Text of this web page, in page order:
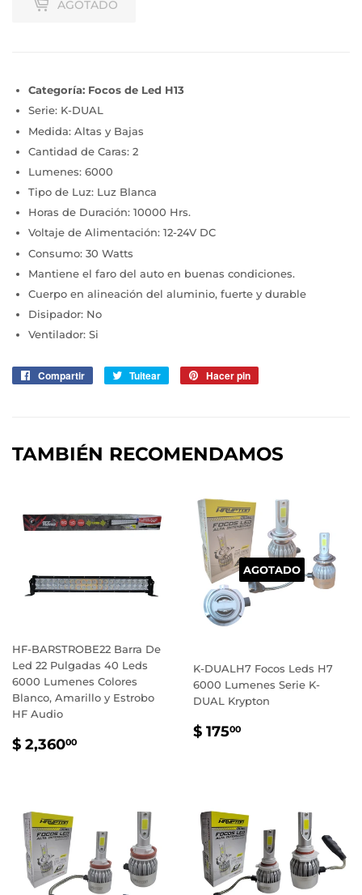
AGOTADO
Categoría: Focos de Led H13
Serie: K-DUAL
Medida: Altas y Bajas
Cantidad de Caras: 2
Lumenes: 6000
Tipo de Luz: Luz Blanca
Horas de Duración: 10000 Hrs.
Voltaje de Alimentación: 12-24V DC
Consumo: 30 Watts
Mantiene el faro del auto en buenas condiciones.
Cuerpo en alineación del aluminio, fuerte y durable
Disipador: No
Ventilador: Si
Compartir
CompartirTuitear
Tuitear Hacer pin
TAMBIÉN RECOMENDAMOS
HF-BARSTROBE22 Barra De
Led 22 Pulgadas 40 Leds
6000 Lumenes Colores
Blanco, Amarillo y Estrobo
HF Audio
PRECIO
$ 2,36000
AGOTADO
K-DUALH7 Focos Leds H7
6000 Lumenes Serie K-
DUAL Krypton
PRECIO
$ 17500